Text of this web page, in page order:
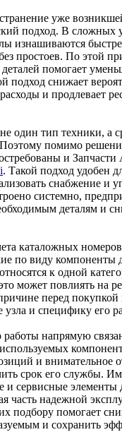
уже
подход. В сложных
изнашиваются
простоев. По этой
помогает
подход снижает
и продлевает
один тип техники, а
Поэтому помимо
и Запчасти
. Такой подход удобен
снабжение и
системно,
деталям и
каталожных
по виду компоненты
к одной
может повлиять на
перед покупкой
узла и специфику его
работы напрямую
и внимательное
срок его службы.
и сервисные элементы
часть надежной
подбору помогает
и сохранить